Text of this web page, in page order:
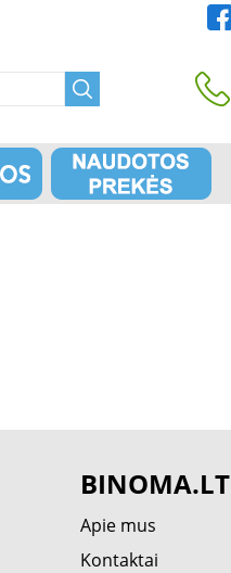
BINOMA.LT
Apie mus
Kontaktai